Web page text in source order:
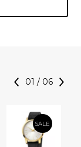
01 / 06
SALE